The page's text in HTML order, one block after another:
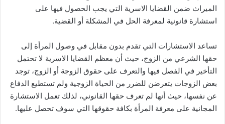
الميراث ضمن القضايا الاسرية التي يجب الحصول فيها على
استشارة قانونية لمعرفة الحل في المشكلة أو القضية.
تساعد الاستشارات التي تقدم بدون مقابل في وصول المرأة إلى
حقها الشرعي من الزوج، حيث أن معظم القضايا الاسرية لا تحتمل
التأخير في الفصل فيها والتعرف على حقوق الزوجة أو الزوج، توجد
بعض الزوجات يتعرضن للضرر من الحياة الزوجية ولم تستطيع الدفاع
عن نفسها، حيث أنها لم تعرف حقها القانوني، لذلك تعمل الاستشارة
المجانية على معرفة المرأة بكافة حقوقها التي سوف تحصل عليها.